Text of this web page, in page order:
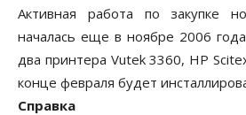
Активная работа по закупке
началась еще в ноябре 2006
два принтера Vutek 3360, HP
конце февраля будет
Справка